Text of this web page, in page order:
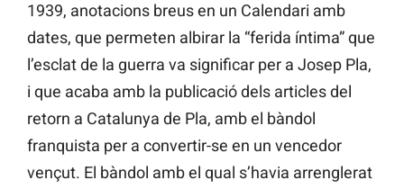
1939, anotacions breus en un Calendari amb
dates, que permeten albirar la “ferida íntima” que
l’esclat de la guerra va significar per a Josep Pla,
i que acaba amb la publicació dels articles del
retorn a Catalunya de Pla, amb el bàndol
franquista per a convertir-se en un vencedor
vençut. El bàndol amb el qual s’havia arrenglerat